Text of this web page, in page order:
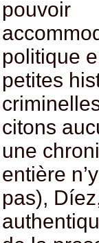
pouvoir
politique
petites
citons
une
entière
pas),